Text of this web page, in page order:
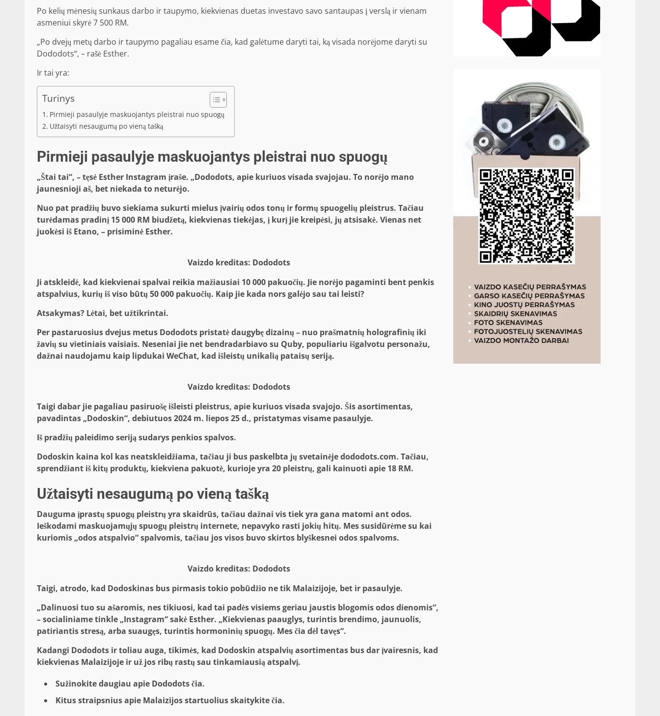
Po kelių mėnesių sunkaus darbo ir taupymo, kiekvienas duetas investavo savo santaupas į verslą ir vienam
asmeniui skyrė 7 500 RM.
„Po dvejų metų darbo ir taupymo pagaliau esame čia, kad galėtume daryti tai, ką visada norėjome daryti su
Dododots“, – rašė Esther.
Ir tai yra:
Turinys
Pirmieji pasaulyje maskuojantys pleistrai nuo spuogų
Užtaisyti nesaugumą po vieną tašką
Pirmieji pasaulyje maskuojantys pleistrai nuo spuogų
„Štai tai“, – tęsė Esther Instagram įraše. „Dododots, apie kuriuos visada svajojau. To norėjo mano
jaunesnioji aš, bet niekada to neturėjo.
Nuo pat pradžių buvo siekiama sukurti mielus įvairių odos tonų ir formų spuogelių pleistrus. Tačiau
turėdamas pradinį 15 000 RM biudžetą, kiekvienas tiekėjas, į kurį jie kreipėsi, jų atsisakė. Vienas net
juokėsi iš Etano, – prisiminė Esther.
Vaizdo kreditas: Dododots
Ji atskleidė, kad kiekvienai spalvai reikia mažiausiai 10 000 pakuočių. Jie norėjo pagaminti bent penkis
atspalvius, kurių iš viso būtų 50 000 pakuočių. Kaip jie kada nors galėjo sau tai leisti?
Atsakymas? Lėtai, bet užtikrintai.
Per pastaruosius dvejus metus Dododots pristatė daugybę dizainų – nuo ​​prašmatnių holografinių iki
žavių su vietiniais vaisiais. Neseniai jie net bendradarbiavo su Quby, populiariu išgalvotu personažu,
dažnai naudojamu kaip lipdukai WeChat, kad išleistų unikalią pataisų seriją.
Vaizdo kreditas: Dododots
Taigi dabar jie pagaliau pasiruošę išleisti pleistrus, apie kuriuos visada svajojo. Šis asortimentas,
pavadintas „Dodoskin“, debiutuos 2024 m. liepos 25 d., pristatymas visame pasaulyje.
Iš pradžių paleidimo seriją sudarys penkios spalvos.
Dodoskin kaina kol kas neatskleidžiama, tačiau ji bus paskelbta jų svetainėje dododots.com. Tačiau,
sprendžiant iš kitų produktų, kiekviena pakuotė, kurioje yra 20 pleistrų, gali kainuoti apie 18 RM.
Užtaisyti nesaugumą po vieną tašką
Dauguma įprastų spuogų pleistrų yra skaidrūs, tačiau dažnai vis tiek yra gana matomi ant odos.
Ieškodami maskuojamųjų spuogų pleistrų internete, nepavyko rasti jokių hitų. Mes susidūrėme su kai
kuriomis „odos atspalvio“ spalvomis, tačiau jos visos buvo skirtos blyškesnei odos spalvoms.
Vaizdo kreditas: Dododots
Taigi, atrodo, kad Dodoskinas bus pirmasis tokio pobūdžio ne tik Malaizijoje, bet ir pasaulyje.
„Dalinuosi tuo su ašaromis, nes tikiuosi, kad tai padės visiems geriau jaustis blogomis odos dienomis“,
– socialiniame tinkle „Instagram“ sakė Esther. „Kiekvienas paauglys, turintis brendimo, jaunuolis,
patiriantis stresą, arba suaugęs, turintis hormoninių spuogų. Mes čia dėl tavęs“.
Kadangi Dododots ir toliau auga, tikimės, kad Dodoskin atspalvių asortimentas bus dar įvairesnis, kad
kiekvienas Malaizijoje ir už jos ribų rastų sau tinkamiausią atspalvį.
Sužinokite daugiau apie Dododots čia.
Kitus straipsnius apie Malaizijos startuolius skaitykite čia.